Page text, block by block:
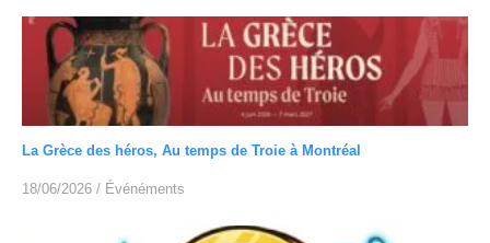
La Grèce des héros, Au temps de Troie à Montréal
18/06/2026 / Événéments